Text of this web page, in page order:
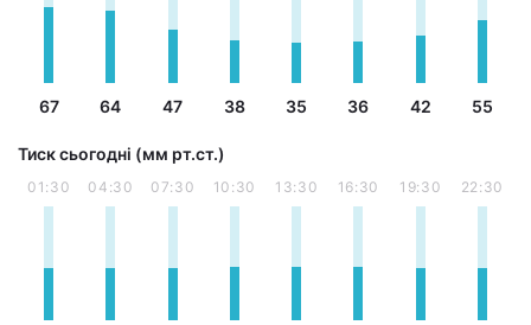
67 64 47 38 35 36 42 55
Тиск сьогодні (мм рт.ст.)
01:30 04:30 07:30 10:30 13:30 16:30 19:30 22:30